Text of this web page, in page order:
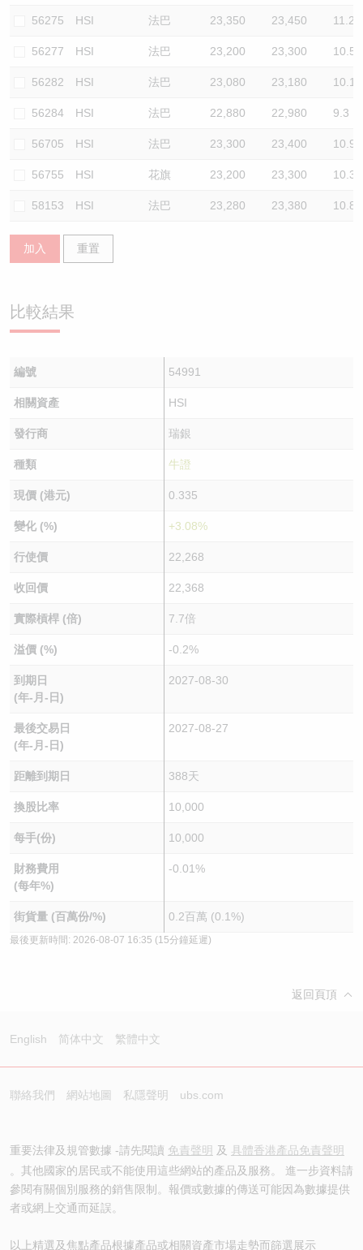
56275 HSI 法巴 23,350 23,450 11.2
56277 HSI 法巴 23,200 23,300 10.5
56282 HSI 法巴 23,080 23,180 10.1
56284 HSI 法巴 22,880 22,980 9.3
56705 HSI 法巴 23,300 23,400 10.9
56755 HSI 花旗 23,200 23,300 10.3
58153 HSI 法巴 23,280 23,380 10.8
加入 重置
比較結果
編號 54991
相關資產 HSI
發行商 瑞銀
種類 牛證
現價 (港元) 0.335
變化 (%) +3.08%
行使價 22,268
收回價 22,368
實際槓桿 (倍) 7.7倍
溢價 (%) -0.2%
到期日
(年-月-日)
2027-08-30
最後交易日
(年-月-日)
2027-08-27
距離到期日 388天
換股比率 10,000
每手(份) 10,000
財務費用
(每年%)
-0.01%
街貨量 (百萬份/%) 0.2百萬 (0.1%)
最後更新時間: 2026-08-07 16:35 (15分鐘延遲)
返回頁頂
English 简体中文 繁體中文
聯絡我們 網站地圖 私隱聲明 ubs.com
重要法律及規管數據 -請先閱讀 免責聲明 及 具體香港產品免責聲明
。其他國家的居民或不能使用這些網站的產品及服務。 進一步資料請
參閱有關個別服務的銷售限制。報價或數據的傳送可能因為數據提供
者或網上交通而延誤。
以上精選及焦點產品根據產品或相關資產市場走勢而篩選展示